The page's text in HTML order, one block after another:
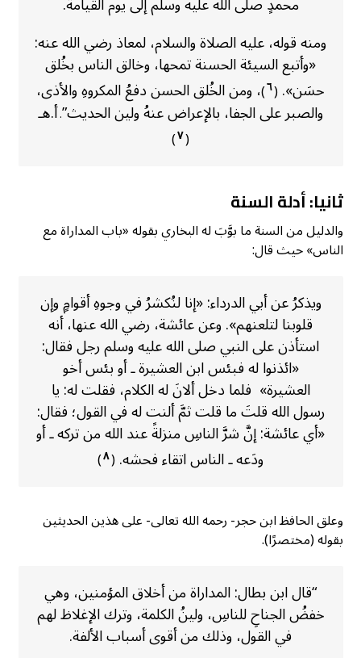
ومنه قوله، عليه الصلاة والسلام، لمعاذ رضي الله عنه:
«وأتبع السيئة الحسنة تمحها، وخالق الناس بخُلق
حسَن».(٦)، ومن الخُلق الحسن دفعُ المكروهِ والأذى،
والصبر على الجفا، بالإعراض عنهُ ولين الحديث”.أ.هـ
(٧)
ثانيا: أدلة السنة
والدليل من السنة ما بوَّبَ له البخاري بقوله «باب المداراة مع
الناس» حيث قال:
ويذكرُ عن أبي الدرداء: «إنا لنُكشرُ في وجوهِ أقوامٍ وإن
قلوبنا لتلعنهم». وعن عائشة، رضي الله عنها، أنه
استأذن على النبي صلى الله عليه وسلم رجل فقال:
«ائذنوا له فبئس ابن العشيرة ـ أو بئس أخو
العشيرة» فلما دخل ألانَ له الكلام، فقلت له: يا
رسول الله قلتَ ما قلت ثمَّ ألنت له في القول؛ فقال:
«أي عائشة: إنَّ شرَّ الناسِ منزلةً عند الله من تركه ـ أو
ودَعه ـ الناس اتقاء فحشه.(٨)
وعلق الحافظ ابن حجر- رحمه الله تعالى- على هذين الحديثين
بقوله (مختصرًا).
“قال ابن بطال: المداراة من أخلاق المؤمنين، وهي
خفضُ الجناحِ للناسِ، ولينُ الكلمة، وترك الإغلاظ لهم
في القول، وذلك من أقوى أسباب الألفة.